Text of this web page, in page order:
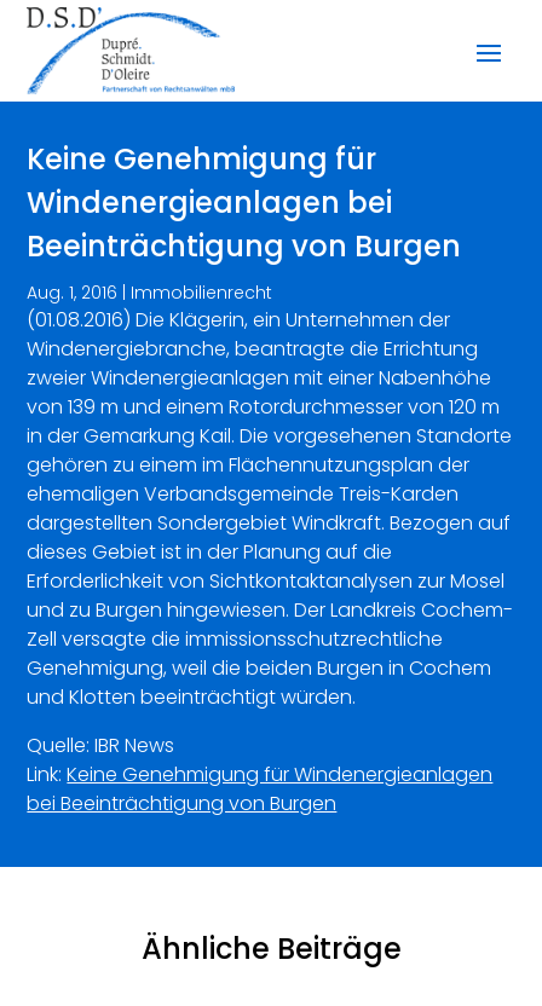
Keine Genehmigung für
Windenergieanlagen bei
Beeinträchtigung von Burgen
Aug. 1, 2016 | Immobilienrecht
(01.08.2016) Die Klägerin, ein Unternehmen der
Windenergiebranche, beantragte die Errichtung
zweier Windenergieanlagen mit einer Nabenhöhe
von 139 m und einem Rotordurchmesser von 120 m
in der Gemarkung Kail. Die vorgesehenen Standorte
gehören zu einem im Flächennutzungsplan der
ehemaligen Verbandsgemeinde Treis-Karden
dargestellten Sondergebiet Windkraft. Bezogen auf
dieses Gebiet ist in der Planung auf die
Erforderlichkeit von Sichtkontaktanalysen zur Mosel
und zu Burgen hingewiesen. Der Landkreis Cochem-
Zell versagte die immissionsschutzrechtliche
Genehmigung, weil die beiden Burgen in Cochem
und Klotten beeinträchtigt würden.
Quelle: IBR News
Link:Keine Genehmigung für Windenergieanlagen
bei Beeinträchtigung von Burgen
Ähnliche Beiträge